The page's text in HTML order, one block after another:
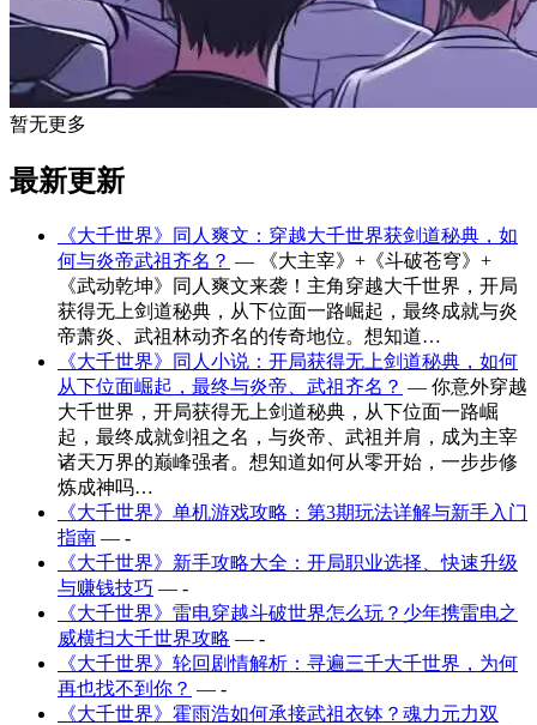
暂无更多
最新更新
《大千世界》同人爽文：穿越大千世界获剑道秘典，如
何与炎帝武祖齐名？ — 《大主宰》+《斗破苍穹》+
《武动乾坤》同人爽文来袭！主角穿越大千世界，开局
获得无上剑道秘典，从下位面一路崛起，最终成就与炎
帝萧炎、武祖林动齐名的传奇地位。想知道…
《大千世界》同人小说：开局获得无上剑道秘典，如何
从下位面崛起，最终与炎帝、武祖齐名？ — 你意外穿越
大千世界，开局获得无上剑道秘典，从下位面一路崛
起，最终成就剑祖之名，与炎帝、武祖并肩，成为主宰
诸天万界的巅峰强者。想知道如何从零开始，一步步修
炼成神吗…
《大千世界》单机游戏攻略：第3期玩法详解与新手入门
指南 — -
《大千世界》新手攻略大全：开局职业选择、快速升级
与赚钱技巧 — -
《大千世界》雷电穿越斗破世界怎么玩？少年携雷电之
威横扫大千世界攻略 — -
《大千世界》轮回剧情解析：寻遍三千大千世界，为何
再也找不到你？ — -
《大千世界》霍雨浩如何承接武祖衣钵？魂力元力双